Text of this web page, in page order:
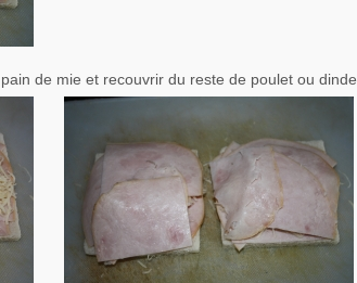
de mie et recouvrir du reste de poulet ou dinde